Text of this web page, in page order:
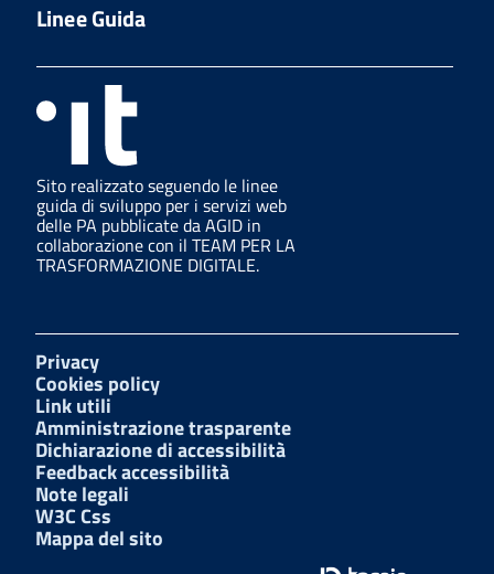
Linee Guida
Sito realizzato seguendo le linee
guida di sviluppo per i servizi web
delle PA pubblicate da AGID in
collaborazione con il TEAM PER LA
TRASFORMAZIONE DIGITALE.
Privacy
Cookies policy
Link utili
Amministrazione trasparente
Dichiarazione di accessibilità
Feedback accessibilità
Note legali
W3C Css
Mappa del sito